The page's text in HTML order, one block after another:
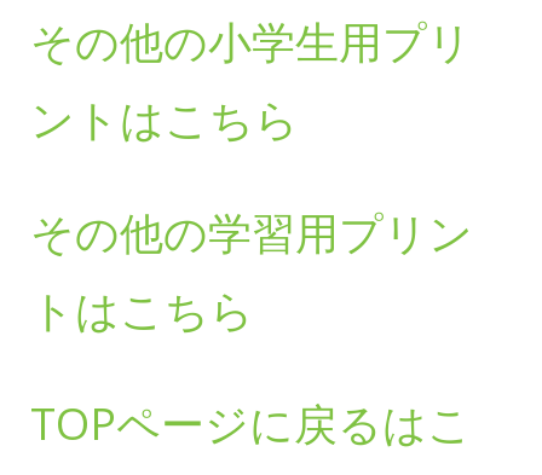
その他の小学生用プリ
ントはこちら
その他の学習用プリン
トはこちら
TOPページに戻るはこ